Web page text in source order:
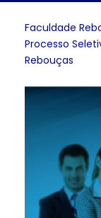
Faculdade
Processo
Rebouças